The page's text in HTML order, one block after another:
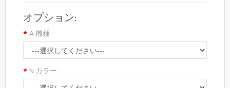
オプション:
A 機種
N カラー